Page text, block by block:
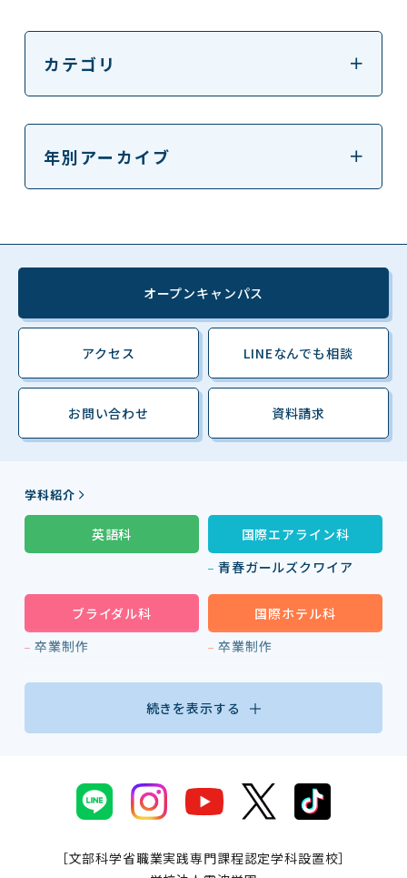
カテゴリ
年別アーカイブ
オープンキャンパス
アクセス LINEなんでも相談
お問い合わせ 資料請求
学科紹介
英語科
国際エアライン科
青春ガールズクワイア
ブライダル科
卒業制作
国際ホテル科
卒業制作
続きを表示する
［文部科学省職業実践専門課程認定学科設置校］